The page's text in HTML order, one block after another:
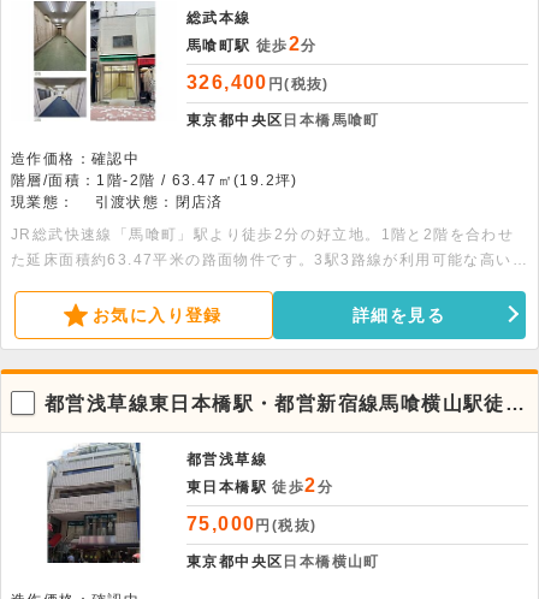
総武本線
馬喰町駅 徒歩2分
326,400 円(税抜)
東京都中央区 日本橋馬喰町
造作価格：確認中
階層/面積：1階-2階 / 63.47㎡(19.2坪)
現業態：
引渡状態：閉店済
JR総武快速線「馬喰町」駅より徒歩2分の好立地。1階と2階を合わせ
た延床面積約63.47平米の路面物件です。3駅3路線が利用可能な高い利
（9.6坪） お気に入り登録 詳細を見る
都営浅草線東日本橋駅・都営新宿線馬喰横山駅徒歩
2分の中央区日本橋エリア、6階店舗物件。飲食不
可
都営浅草線
東日本橋駅 徒歩2分
75,000 円(税抜)
東京都中央区 日本橋横山町